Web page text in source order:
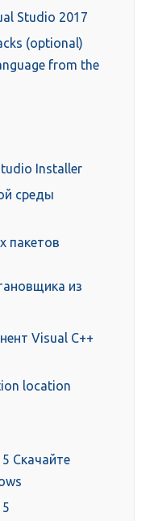
Studio 2017
(optional)
from the
Installer
среды
пакетов
из
Visual C++
location
Скачайте